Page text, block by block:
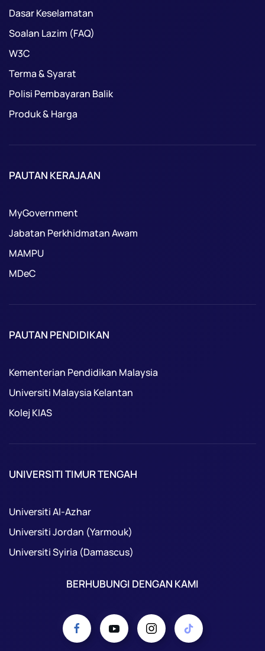
Dasar Keselamatan
Soalan Lazim (FAQ)
W3C
Terma & Syarat
Polisi Pembayaran Balik
Produk & Harga
PAUTAN KERAJAAN
MyGovernment
Jabatan Perkhidmatan Awam
MAMPU
MDeC
PAUTAN PENDIDIKAN
Kementerian Pendidikan Malaysia
Universiti Malaysia Kelantan
Kolej KIAS
UNIVERSITI TIMUR TENGAH
Universiti Al-Azhar
Universiti Jordan (Yarmouk)
Universiti Syiria (Damascus)
BERHUBUNGI DENGAN KAMI